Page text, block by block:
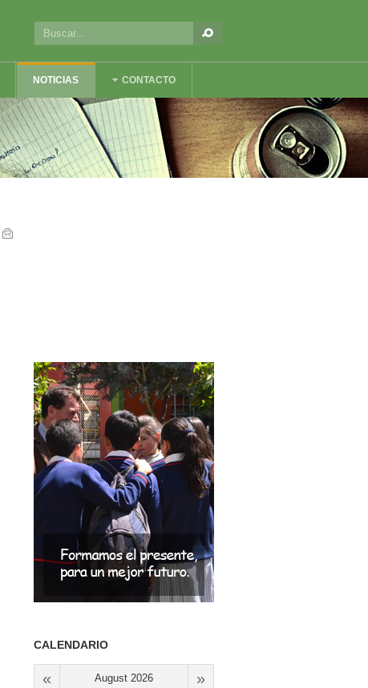
NOTICIAS CONTACTO
CALENDARIO
« August 2026 »